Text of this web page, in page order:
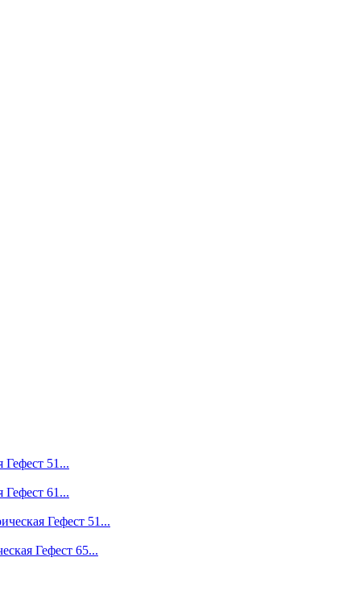
Гефест 51...
Гефест 61...
Гефест 51...
Гефест 65...